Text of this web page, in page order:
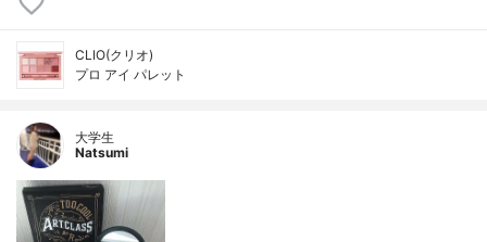
CLIO(クリオ)
プロ アイ パレット
大学生
Natsumi